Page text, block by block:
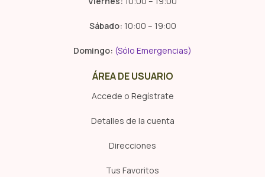
Sábado: 10:00 – 19:00
Domingo: (Sólo Emergencias)
ÁREA DE USUARIO
Accede o Regístrate
Detalles de la cuenta
Direcciones
Tus Favoritos